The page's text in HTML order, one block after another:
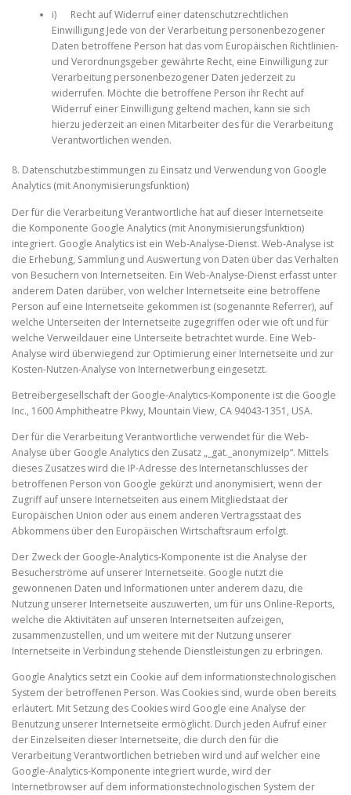
i) Recht auf Widerruf einer datenschutzrechtlichen
Einwilligung Jede von der Verarbeitung personenbezogener
Daten betroffene Person hat das vom Europäischen Richtlinien-
und Verordnungsgeber gewährte Recht, eine Einwilligung zur
Verarbeitung personenbezogener Daten jederzeit zu
widerrufen. Möchte die betroffene Person ihr Recht auf
Widerruf einer Einwilligung geltend machen, kann sie sich
hierzu jederzeit an einen Mitarbeiter des für die Verarbeitung
Verantwortlichen wenden.
8. Datenschutzbestimmungen zu Einsatz und Verwendung von Google
Analytics (mit Anonymisierungsfunktion)
Der für die Verarbeitung Verantwortliche hat auf dieser Internetseite
die Komponente Google Analytics (mit Anonymisierungsfunktion)
integriert. Google Analytics ist ein Web-Analyse-Dienst. Web-Analyse ist
die Erhebung, Sammlung und Auswertung von Daten über das Verhalten
von Besuchern von Internetseiten. Ein Web-Analyse-Dienst erfasst unter
anderem Daten darüber, von welcher Internetseite eine betroffene
Person auf eine Internetseite gekommen ist (sogenannte Referrer), auf
welche Unterseiten der Internetseite zugegriffen oder wie oft und für
welche Verweildauer eine Unterseite betrachtet wurde. Eine Web-
Analyse wird überwiegend zur Optimierung einer Internetseite und zur
Kosten-Nutzen-Analyse von Internetwerbung eingesetzt.
Betreibergesellschaft der Google-Analytics-Komponente ist die Google
Inc., 1600 Amphitheatre Pkwy, Mountain View, CA 94043-1351, USA.
Der für die Verarbeitung Verantwortliche verwendet für die Web-
Analyse über Google Analytics den Zusatz „_gat._anonymizeIp“. Mittels
dieses Zusatzes wird die IP-Adresse des Internetanschlusses der
betroffenen Person von Google gekürzt und anonymisiert, wenn der
Zugriff auf unsere Internetseiten aus einem Mitgliedstaat der
Europäischen Union oder aus einem anderen Vertragsstaat des
Abkommens über den Europäischen Wirtschaftsraum erfolgt.
Der Zweck der Google-Analytics-Komponente ist die Analyse der
Besucherströme auf unserer Internetseite. Google nutzt die
gewonnenen Daten und Informationen unter anderem dazu, die
Nutzung unserer Internetseite auszuwerten, um für uns Online-Reports,
welche die Aktivitäten auf unseren Internetseiten aufzeigen,
zusammenzustellen, und um weitere mit der Nutzung unserer
Internetseite in Verbindung stehende Dienstleistungen zu erbringen.
Google Analytics setzt ein Cookie auf dem informationstechnologischen
System der betroffenen Person. Was Cookies sind, wurde oben bereits
erläutert. Mit Setzung des Cookies wird Google eine Analyse der
Benutzung unserer Internetseite ermöglicht. Durch jeden Aufruf einer
der Einzelseiten dieser Internetseite, die durch den für die
Verarbeitung Verantwortlichen betrieben wird und auf welcher eine
Google-Analytics-Komponente integriert wurde, wird der
Internetbrowser auf dem informationstechnologischen System der